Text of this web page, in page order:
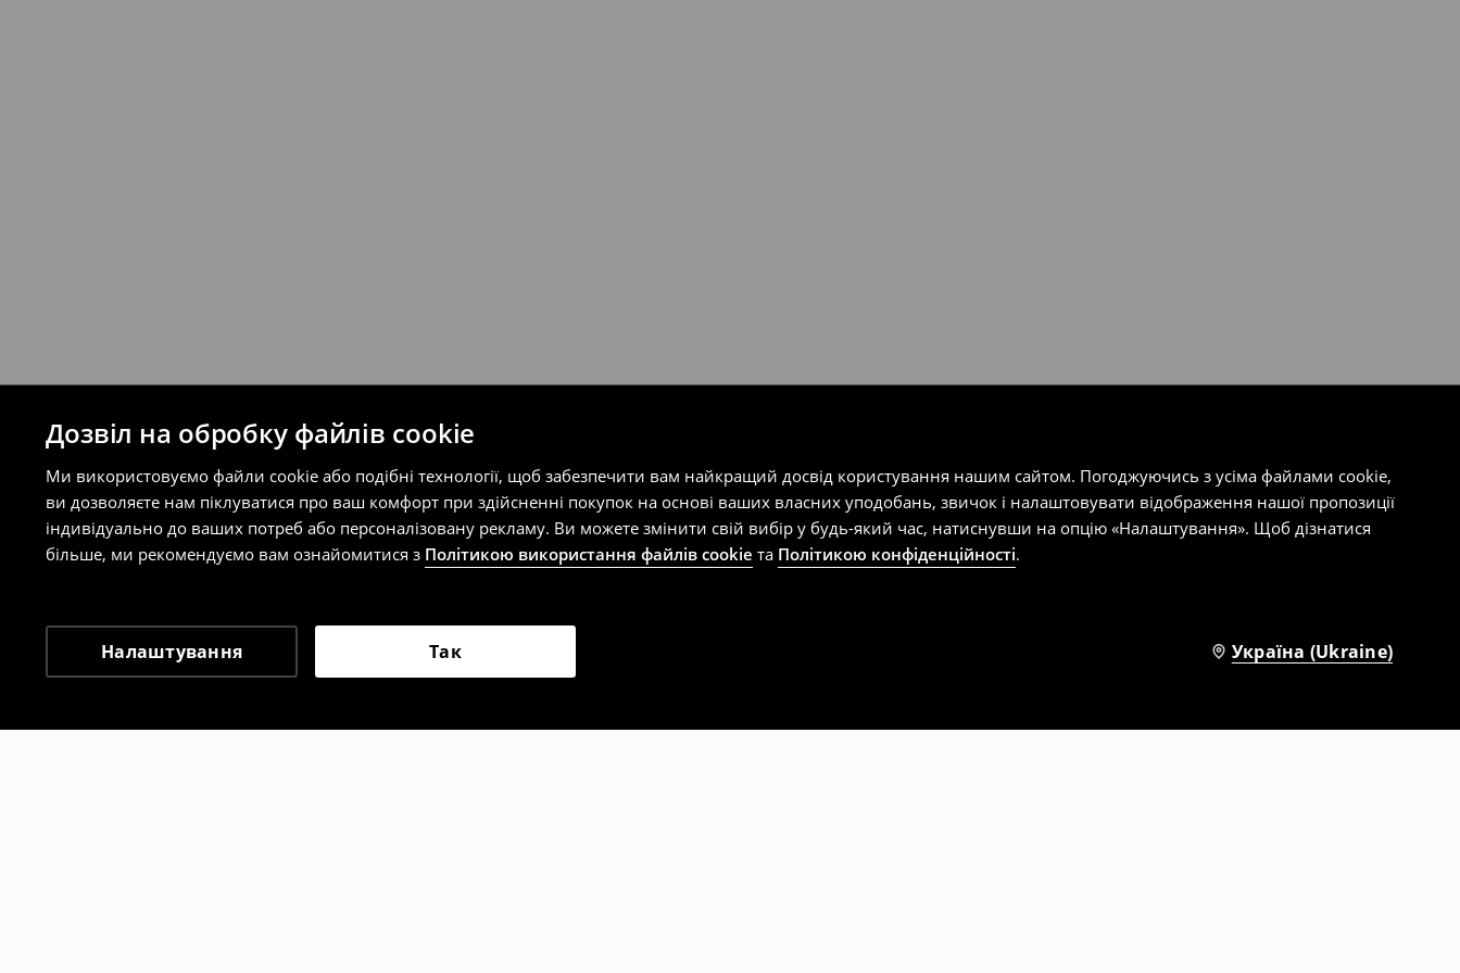
Дозвіл на обробку файлів cookie
Ми використовуємо файли cookie або подібні технології, щоб забезпечити вам найкращий досвід користування нашим сайтом. Погоджуючись з усіма файлами cookie,
ви дозволяєте нам піклуватися про ваш комфорт при здійсненні покупок на основі ваших власних уподобань, звичок і налаштовувати відображення нашої пропозиції
індивідуально до ваших потреб або персоналізовану рекламу. Ви можете змінити свій вибір у будь-який час, натиснувши на опцію «Налаштування». Щоб дізнатися
більше, ми рекомендуємо вам ознайомитися з Політикою використання файлів cookie та Політикою конфіденційності.
Налаштування Так Україна (Ukraine)